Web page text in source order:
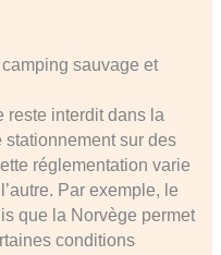
sauvage et
reste interdit dans la
sur des
réglementation varie
Par exemple, le
que la Norvège permet
conditions